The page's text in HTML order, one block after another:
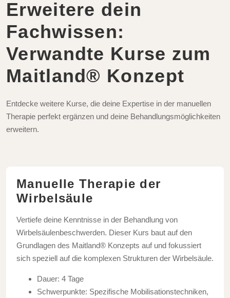
Erweitere dein
Fachwissen:
Verwandte Kurse zum
Maitland® Konzept
Entdecke weitere Kurse, die deine Expertise in der manuellen
Therapie perfekt ergänzen und deine Behandlungsmöglichkeiten
erweitern.
Manuelle Therapie der
Wirbelsäule
Vertiefe deine Kenntnisse in der Behandlung von
Wirbelsäulenbeschwerden. Dieser Kurs baut auf den
Grundlagen des Maitland® Konzepts auf und fokussiert
sich speziell auf die komplexen Strukturen der Wirbelsäule.
Dauer: 4 Tage
Schwerpunkte: Spezifische Mobilisationstechniken,